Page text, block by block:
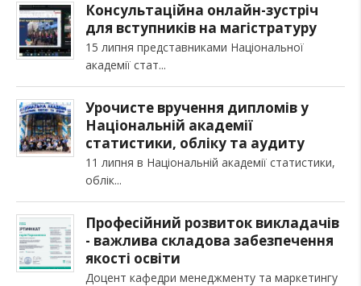
Консультаційна онлайн-зустріч
для вступників на магістратуру
15 липня представниками Національної
академії стат
Урочисте вручення дипломів у
Національній академії
статистики, обліку та аудиту
11 липня в Національній академії статистики,
облік
Професійний розвиток викладачів
- важлива складова забезпечення
якості освіти
Доцент кафедри менеджменту та маркетингу